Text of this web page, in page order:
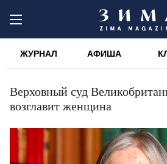
ЖУРНАЛ АФИША
Верховный суд
возглавит женщина